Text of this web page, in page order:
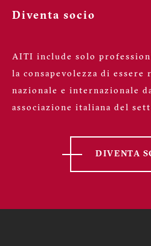
Diventa socio
AITI include solo
la consapevolezza di
nazionale e internazionale
associazione italiana del
DIVENTA